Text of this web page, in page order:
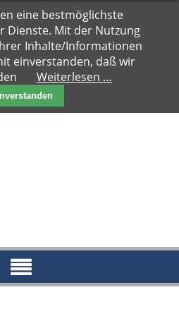
eine bestmöglichste
Dienste. Mit der Nutzung
Inhalte/Informationen
einverstanden, daß wir
Weiterlesen …